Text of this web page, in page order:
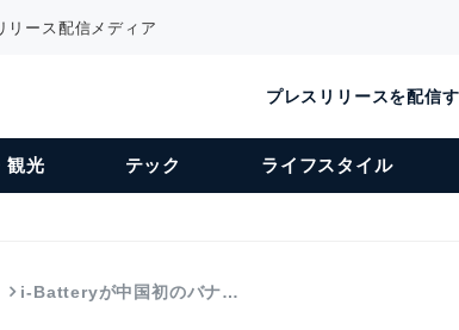
リース配信メディア
プレスリリースを配信
観光 テック ライフスタイル
i-Batteryが中国初のバナ…